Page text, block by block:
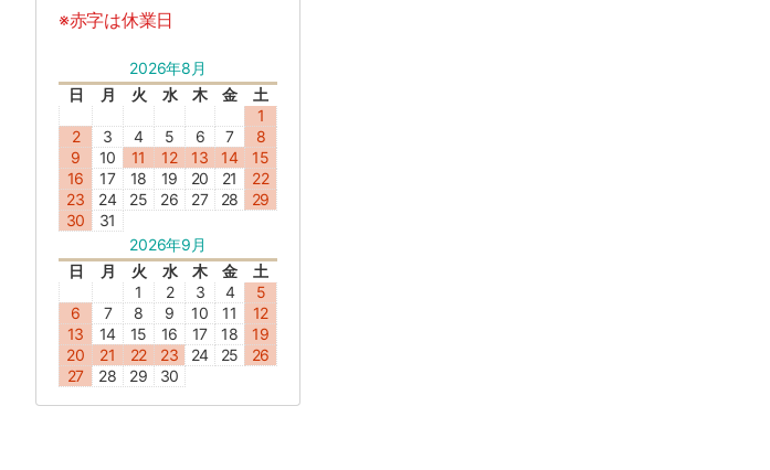
※赤字は休業日
2026年8月
日
月 火 水 木 金
土
1
2
3 4 5 6 7
8
9
10 11 12 13 14
15
16
17 18 19 20 21
22
23
24 25 26 27 28
29
30
31
2026年9月
日
月 火 水 木 金
土
1
2 3 4
5
6
7 8 9 10 11
12
13
14 15 16 17 18
19
20
21 22 23 24 25
26
27
28 29 30